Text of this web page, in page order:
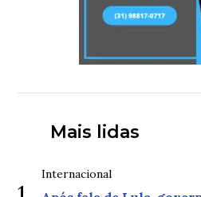
Mais lidas
Internacional